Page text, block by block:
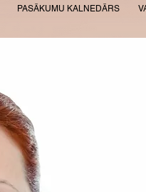
PASĀKUMU KALNEDĀRS